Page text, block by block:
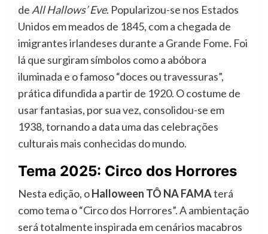
de All Hallows’ Eve. Popularizou-se nos Estados
Unidos em meados de 1845, com a chegada de
imigrantes irlandeses durante a Grande Fome. Foi
lá que surgiram símbolos como a abóbora
iluminada e o famoso “doces ou travessuras”,
prática difundida a partir de 1920. O costume de
usar fantasias, por sua vez, consolidou-se em
1938, tornando a data uma das celebrações
culturais mais conhecidas do mundo.
Tema 2025: Circo dos Horrores
Nesta edição, oHalloween TÔ NA FAMAterá
como tema o “Circo dos Horrores”. A ambientação
será totalmente inspirada em cenários macabros